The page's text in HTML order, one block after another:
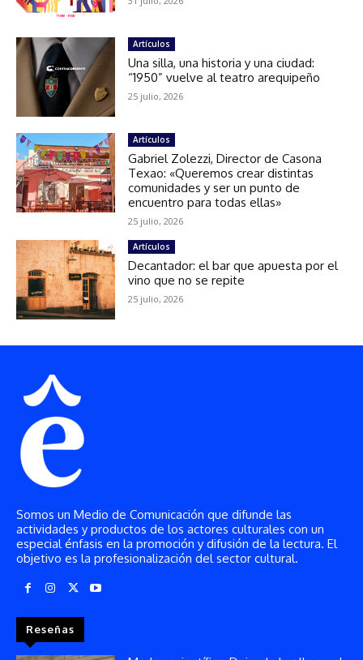
Somos un Medio de Comunicación que difunde las
actividades y productos de los actores culturales con un
especial énfasis en la promoción y difusión de la lectura. El
objetivo es la profesionalización del sector cultural.
Reseñas